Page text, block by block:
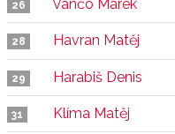
26 Vančo Marek
28 Havran Matěj
29 Harabiš Denis
31 Klíma Matěj